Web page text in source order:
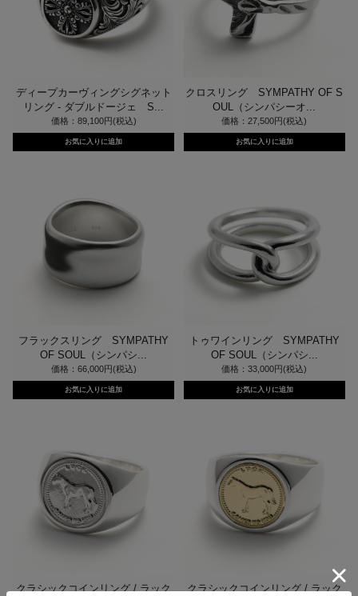
ディープカーヴィングシグネット
リング - ダブルドージェ S...
価格：89,100円(税込)
クロスリング SYMPATHY OF S
OUL（シンパシーオ...
価格：27,500円(税込)
フラックスリング SYMPATHY
OF SOUL（シンパシ...
価格：66,000円(税込)
トゥワインリング SYMPATHY
OF SOUL（シンパシ...
価格：33,000円(税込)
クラシックコインリング / ラック クラシックコインリング / ラック